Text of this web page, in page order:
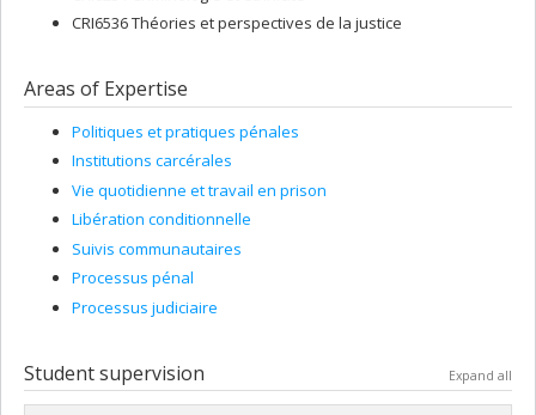
CRI6536 Théories et perspectives de la justice
Areas of Expertise
Politiques et pratiques pénales
Institutions carcérales
Vie quotidienne et travail en prison
Libération conditionnelle
Suivis communautaires
Processus pénal
Processus judiciaire
Student supervision Expand all